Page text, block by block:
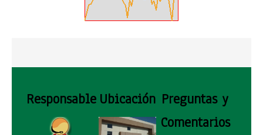
Responsable Ubicación Preguntas y
Comentarios